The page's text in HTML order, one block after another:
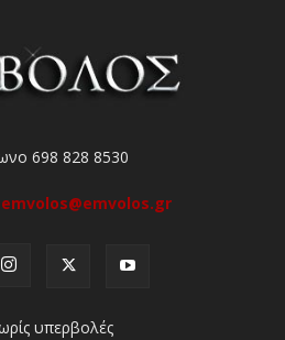
698 828 8530
emvolos@emvolos.gr
υπερβολές